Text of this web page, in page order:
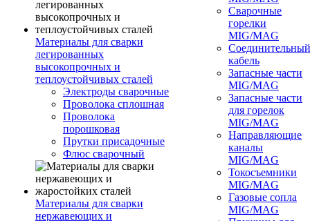
Материалы для сварки
легированных
высокопрочных и
теплоустойчивых сталей
Электроды сварочные
Проволока сплошная
Проволока
порошковая
Прутки присадочные
Флюс сварочный
Материалы для сварки
нержавеющих и
Сварочные
горелки
MIG/MAG
Соединительный
кабель
Запасные части
MIG/MAG
Запасные части
для горелок
MIG/MAG
Направляющие
каналы
MIG/MAG
Токосъемники
MIG/MAG
Газовые сопла
MIG/MAG